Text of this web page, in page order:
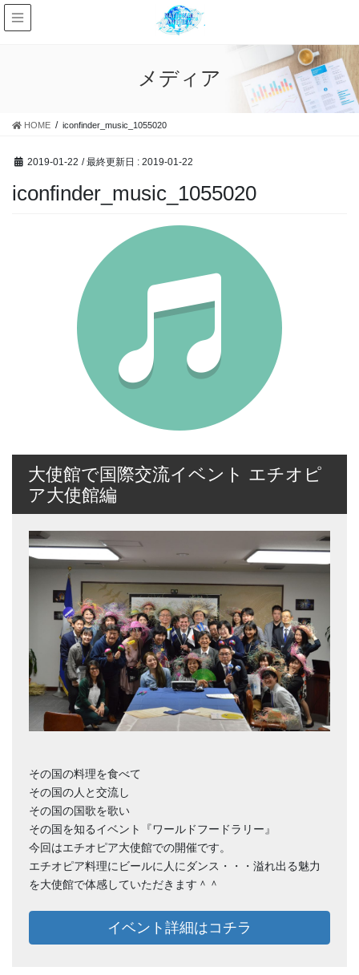
メディア
HOME iconfinder_music_1055020
2019-01-22 / 最終更新日 : 2019-01-22
iconfinder_music_1055020
大使館で国際交流イベント エチオピ
ア大使館編
その国の料理を食べて
その国の人と交流し
その国の国歌を歌い
その国を知るイベント『ワールドフードラリー』
今回はエチオピア大使館での開催です。
エチオピア料理にビールに人にダンス・・・溢れ出る魅力
を大使館で体感していただきます＾＾
イベント詳細はコチラ